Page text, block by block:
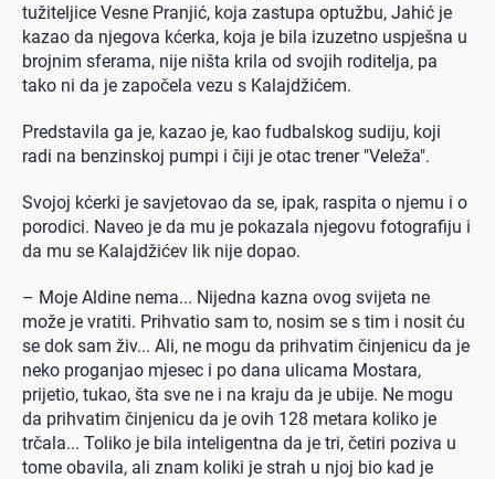
tužiteljice Vesne Pranjić, koja zastupa optužbu, Jahić je
kazao da njegova kćerka, koja je bila izuzetno uspješna u
brojnim sferama, nije ništa krila od svojih roditelja, pa
tako ni da je započela vezu s Kalajdžićem.
Predstavila ga je, kazao je, kao fudbalskog sudiju, koji
radi na benzinskoj pumpi i čiji je otac trener "Veleža".
Svojoj kćerki je savjetovao da se, ipak, raspita o njemu i o
porodici. Naveo je da mu je pokazala njegovu fotografiju i
da mu se Kalajdžićev lik nije dopao.
– Moje Aldine nema... Nijedna kazna ovog svijeta ne
može je vratiti. Prihvatio sam to, nosim se s tim i nosit ću
se dok sam živ... Ali, ne mogu da prihvatim činjenicu da je
neko proganjao mjesec i po dana ulicama Mostara,
prijetio, tukao, šta sve ne i na kraju da je ubije. Ne mogu
da prihvatim činjenicu da je ovih 128 metara koliko je
trčala... Toliko je bila inteligentna da je tri, četiri poziva u
tome obavila, ali znam koliki je strah u njoj bio kad je